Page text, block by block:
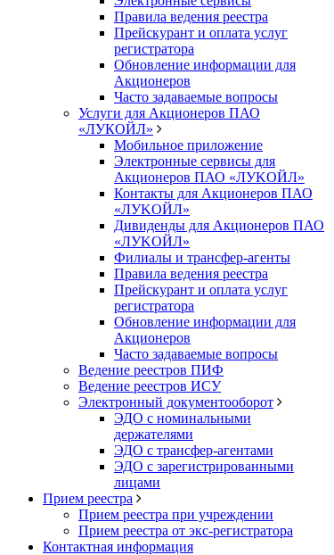
Правила ведения реестра
Прейскурант и оплата услуг
регистратора
Обновление информации для
Акционеров
Часто задаваемые вопросы
Услуги для Акционеров ПАО
«ЛУКОЙЛ»
Мобильное приложение
Электронные сервисы для
Акционеров ПАО «ЛУKOЙЛ»
Контакты для Акционеров ПАО
«ЛУKOЙЛ»
Дивиденды для Акционеров ПАО
«ЛУKOЙЛ»
Филиалы и трансфер-агенты
Правила ведения реестра
Прейскурант и оплата услуг
регистратора
Обновление информации для
Акционеров
Часто задаваемые вопросы
Ведение реестров ПИФ
Ведение реестров ИСУ
Электронный документооборот
ЭДО с номинальными
держателями
ЭДО с трансфер-агентами
ЭДО с зарегистрированными
лицами
Прием реестра
Прием реестра при учреждении
Прием реестра от экс-регистратора
Контактная информация